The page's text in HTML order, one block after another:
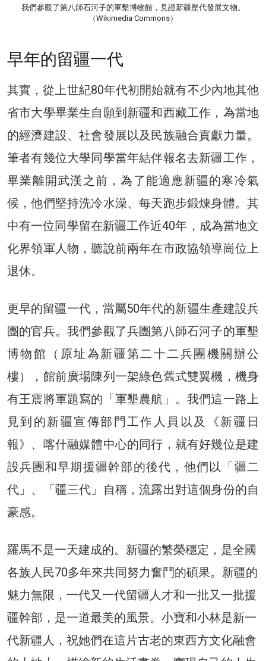
我們參觀了第八師石河子的軍墾博物館，見證新疆歷代發展文物。
（Wikimedia Commons）
早年的留疆一代
其實，從上世紀80年代初開始就有不少內地其他
省市大學畢業生自願到新疆和西藏工作，為當地
的經濟建設、社會發展以及民族融合貢獻力量。
筆者有幾位大學同學當年結伴報名去新疆工作，
畢業離開武漢之前，為了能適應新疆的寒冷氣
候，他們堅持洗冷水澡、每天跑步鍛煉身體。其
中有一位同學留在新疆工作近40年，成為當地文
化界領軍人物，聽說前兩年在市政協領導崗位上
退休。
更早的留疆一代，當屬50年代的新疆生產建設兵
團的官兵。我們參觀了兵團第八師石河子的軍墾
博物館（原址為新疆第二十二兵團機關辦公
樓），館前廣場陳列一架綠色舊式雙翼機，機身
有王震將軍題寫的「軍墾農航」。我們這一路上
見到的新疆宣傳部門工作人員以及《新疆日
報》、喀什融媒體中心的同行，就有好幾位是建
設兵團和早期援疆幹部的後代，他們以「疆二
代」、「疆三代」自稱，流露出對這個身份的自
豪感。
羅馬不是一天建成的。新疆的繁榮穩定，是全國
各族人民70多年來共同努力奮鬥的碩果。新疆的
魅力無限，一代又一代留疆人才和一批又一批援
疆幹部，是一道最美的風景。小寶和小林是新一
代新疆人，祝她們在這片古老的東西方文化融會